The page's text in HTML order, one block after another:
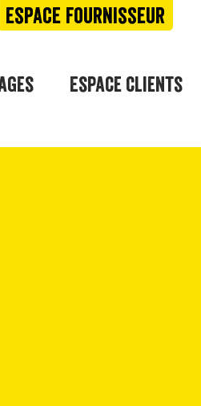
Espace clients
espace fournisseur